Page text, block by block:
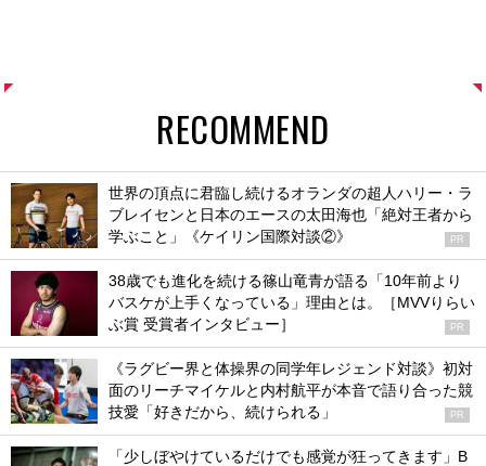
RECOMMEND
世界の頂点に君臨し続けるオランダの超人ハリー・ラ
ブレイセンと日本のエースの太田海也「絶対王者から
学ぶこと」《ケイリン国際対談②》
PR
38歳でも進化を続ける篠山竜青が語る「10年前より
バスケが上手くなっている」理由とは。［MVVりらい
ぶ賞 受賞者インタビュー］
PR
《ラグビー界と体操界の同学年レジェンド対談》初対
面のリーチマイケルと内村航平が本音で語り合った競
技愛「好きだから、続けられる」
PR
「少しぼやけているだけでも感覚が狂ってきます」B